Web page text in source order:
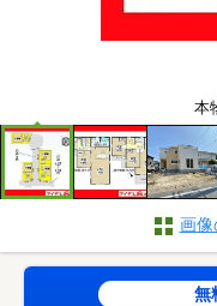
本
画像
無